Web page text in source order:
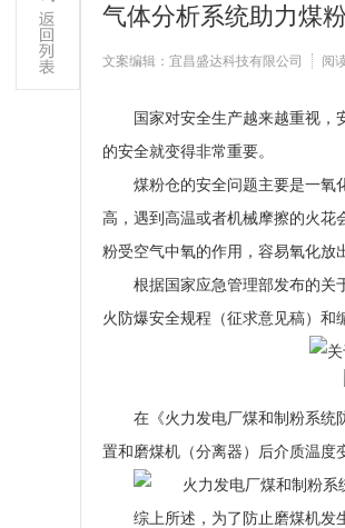
气体分析系统助力煤
文案编辑：宜昌盛达科技有限公司 阅
国家对安全生产越来越重视
的安全就变得非常重要。
煤粉仓的安全问题主要是一氧
高，遇到高温或者机械摩擦的火花
粉受空气中氧的作用，容易氧化放
根据国家应急管理部发布的关
火防爆安全规程（征求意见稿）和
在《火力发电厂煤和制粉系统
置和磨煤机（分离器）后介质温度
综上所述，为了防止磨煤机发